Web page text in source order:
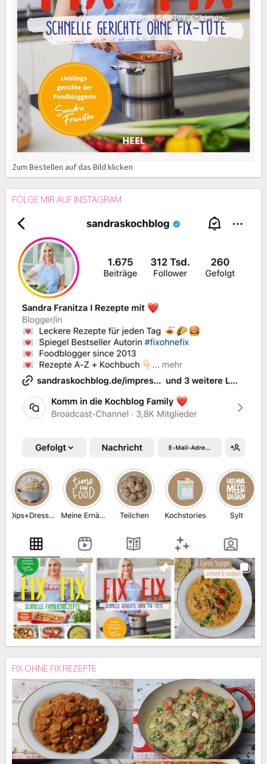
Zum Bestellen auf das Bild klicken
FOLGE MIR AUF INSTAGRAM
FIX OHNE FIX REZEPTE